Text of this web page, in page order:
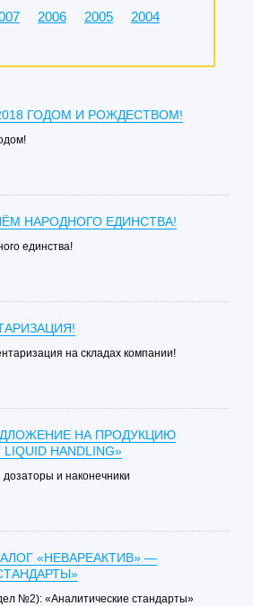
2006 2005
2004
ГОДОМ И РОЖДЕСТВОМ!
НАРОДНОГО ЕДИНСТВА!
единства!
на складах компании!
НА ПРОДУКЦИЮ
HANDLING»
и наконечники
«НЕВАРЕАКТИВ» —
№2): «Аналитические стандарты»